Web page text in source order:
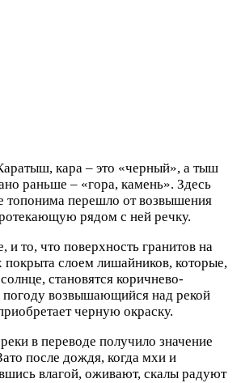
кара – это «черный», а тыш
раньше – «гора, камень». Здесь
топонима перешло от возвышения
рядом с ней речку.
и то, что поверхность гранитов на
слоем лишайников, которые,
становятся коричнево-
возвышающийся над рекой
черную окраску.
в переводе получило значение
после дождя, когда мхи и
влагой, оживают, скалы радуют